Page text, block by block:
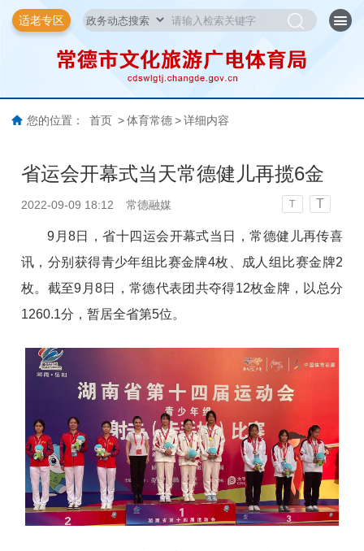
适老专区
您的位置： 首页 > 体育常德 > 详细内容
省运会开幕式当天常德健儿再揽6金
2022-09-09 18:12 常德融媒 T T
9月8日，省十四运会开幕式当日，常德健儿再传喜
讯，分别获得青少年组比赛金牌4枚、成人组比赛金牌2
枚。截至9月8日，常德代表团共夺得12枚金牌，以总分
1260.1分，暂居全省第5位。